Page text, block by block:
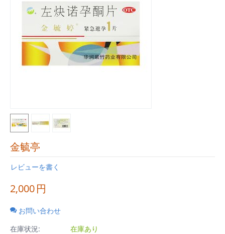
金毓亭
レビューを書く
2,000円
お問い合わせ
在庫状況:
在庫あり